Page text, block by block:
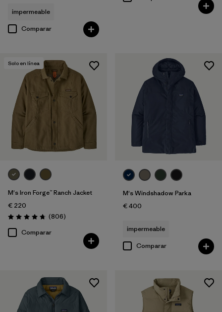
impermeable
Comparar
Solo en línea
M's Iron Forge™ Ranch Jacket
€ 220
Puntuación: 4.8 / 5
(806Reseñas
)
Comparar
M's Windshadow Parka
€ 400
impermeable
Comparar